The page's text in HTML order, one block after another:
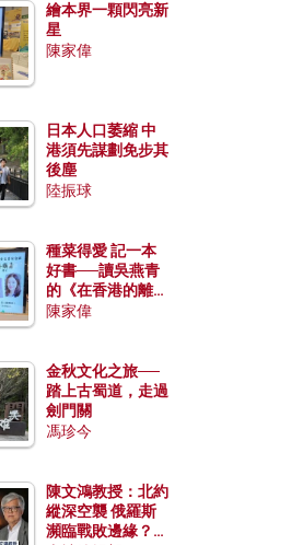
繪本界一顆閃亮新
星
陳家偉
日本人口萎縮 中
港須先謀劃免步其
後塵
陸振球
種菜得愛 記一本
好書──讀吳燕青
的《在香港的離島
種菜》
陳家偉
金秋文化之旅──
踏上古蜀道，走過
劍門關
馮珍今
陳文鴻教授：北約
縱深空襲 俄羅斯
瀕臨戰敗邊緣？中